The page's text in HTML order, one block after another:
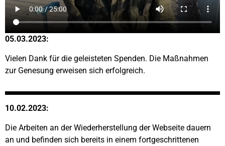
05.03.2023:
Vielen Dank für die geleisteten Spenden. Die Maßnahmen
zur Genesung erweisen sich erfolgreich.
10.02.2023:
Die Arbeiten an der Wiederherstellung der Webseite dauern
an und befinden sich bereits in einem fortgeschrittenen